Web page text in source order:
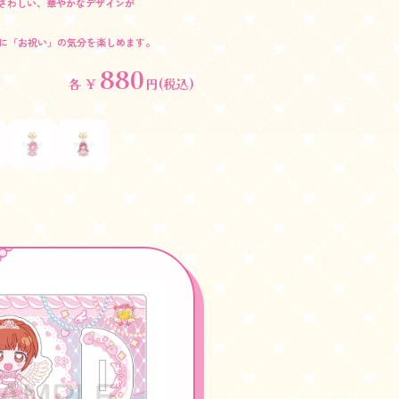
「お祝い」の気分を楽しめます。
各 ￥ 880 円(税込)